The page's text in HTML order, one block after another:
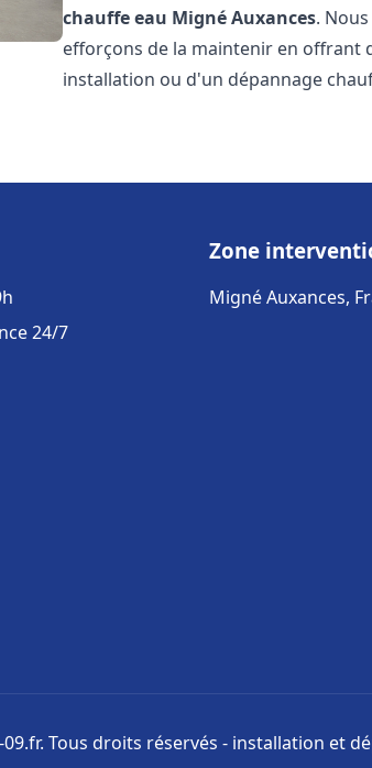
chauffe eau Migné Auxances.
efforçons de la maintenir en offrant
installation ou d'un dépannage
24/7
Zone
Migné Auxances,
Tous droits réservés - installation et